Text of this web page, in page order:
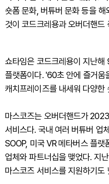
숏폼 문화, 버튜버 문화 등을
것이 코드크레용과 오버더핸드
쇼타임은 코드크레용이 지난
플랫폼이다. '60초 안에 즐거움
캐치프레이즈를 내세워 다양한
마스코즈는 오버더핸드가
서비스다. 국내 여러 버튜버 업
SOOP, 미국 VR 메타버스 플랫
업체와 파트너십을 맺었다. 지
마스코즈 서비스를 지원하기도